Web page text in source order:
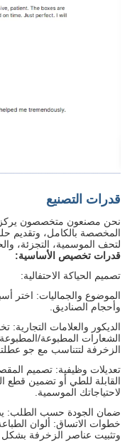
قدرات التصنيع
نحن مصنعون متخصصون
المخصصة بالكامل، وتقديم
لتحف الموسمية، التجزئة،
قدرات تخصيص الأساسية:
تصميم الحياكة الاحتفالية:
الموضوع والجماليات: اختر
وأحجام الصناديق.
الديكور والعلامات
الشعارات المطبوعة/
الزخرفة لتتناسب مع جو
تعديلات وظيفية: تصميم
القابلة للطي أو تضمين قطع
لاحتياجاتك الموسمية.
خطوات الاتساق: ألوان
وتثبيت عناصر الزخرفة